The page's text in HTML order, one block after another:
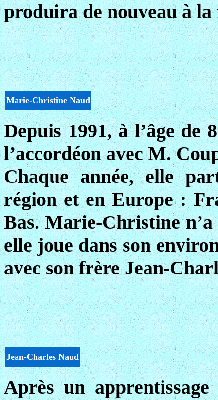
produira de nouveau à la
Marie-Christine Naud
Depuis 1991, à l’âge de
l’accordéon avec M.
Chaque année, elle
région et en Europe :
Bas. Marie-Christine
elle joue dans son
avec son frère Jean-
Jean-Charles Naud
Après un